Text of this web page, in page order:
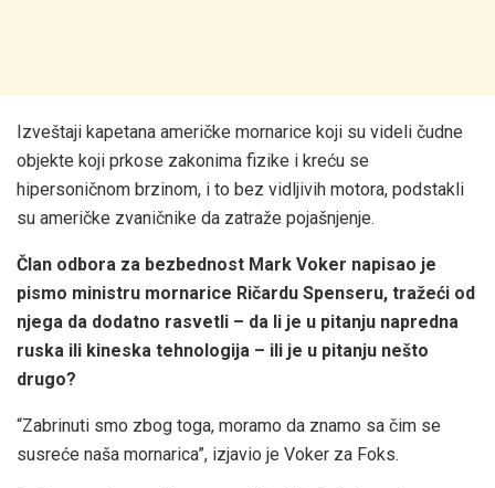
Izveštaji kapetana američke mornarice koji su videli čudne
objekte koji prkose zakonima fizike i kreću se
hipersoničnom brzinom, i to bez vidljivih motora, podstakli
su američke zvaničnike da zatraže pojašnjenje.
Član odbora za bezbednost Mark Voker napisao je
pismo ministru mornarice Ričardu Spenseru, tražeći od
njega da dodatno rasvetli – da li je u pitanju napredna
ruska ili kineska tehnologija – ili je u pitanju nešto
drugo?
“Zabrinuti smo zbog toga, moramo da znamo sa čim se
susreće naša mornarica”, izjavio je Voker za Foks.